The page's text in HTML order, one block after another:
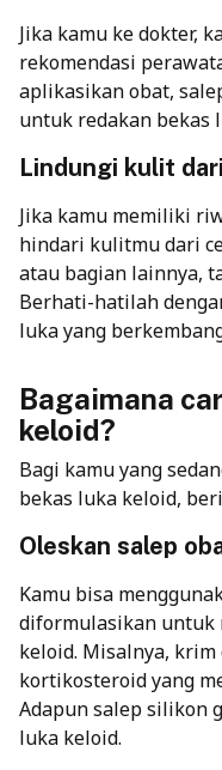
Jika kamu ke dokter,
rekomendasi
aplikasikan obat,
untuk redakan bekas
Lindungi kulit
Jika kamu memiliki
hindari kulitmu dari
atau bagian lainnya,
Berhati-hatilah
luka yang
Bagaimana
keloid?
Bagi kamu yang
bekas luka keloid,
Oleskan salep
Kamu bisa
diformulasikan untuk
keloid. Misalnya,
kortikosteroid yang
Adapun salep silikon
luka keloid.